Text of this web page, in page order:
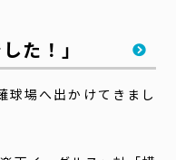
た！」
球場へ出かけてきまし